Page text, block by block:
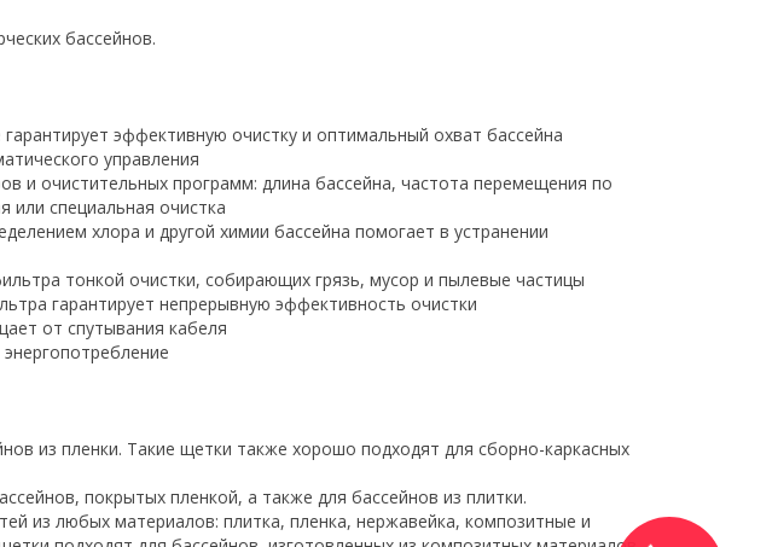
бассейнов.
эффективную очистку и оптимальный охват бассейна
управления
и очистительных программ: длина бассейна, частота перемещения по
или специальная очистка
хлора и другой химии бассейна помогает в устранении
тонкой очистки, собирающих грязь, мусор и пылевые частицы
гарантирует непрерывную эффективность очистки
от спутывания кабеля
из пленки. Такие щетки также хорошо подходят для сборно-каркасных
покрытых пленкой, а также для бассейнов из плитки.
из любых материалов: плитка, пленка, нержавейка, композитные и